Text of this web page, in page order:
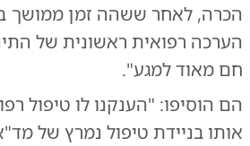
הכרה, לאחר ששהה זמן ממושך
הערכה רפואית ראשונית של
חם מאוד למגע".
הם הוסיפו: "הענקנו לו טיפול
אותו בניידת טיפול נמרץ של